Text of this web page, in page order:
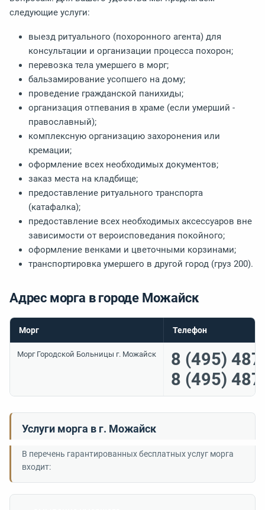
следующие услуги:
выезд ритуального (похоронного агента) для
консультации и организации процесса похорон;
перевозка тела умершего в морг;
бальзамирование усопшего на дому;
проведение гражданской панихиды;
организация отпевания в храме (если умерший -
православный);
комплексную организацию захоронения или
кремации;
оформление всех необходимых документов;
заказ места на кладбище;
предоставление ритуального транспорта
(катафалка);
предоставление всех необходимых аксессуаров вне
зависимости от вероисповедания покойного;
оформление венками и цветочными корзинами;
транспортировка умершего в другой город (груз 200).
Адрес морга в городе Можайск
Морг Телефон
Морг Городской Больницы г. Можайск
8 (495)
8 (495)
Услуги морга в г. Можайск
В перечень гарантированных бесплатных услуг морга
входит: